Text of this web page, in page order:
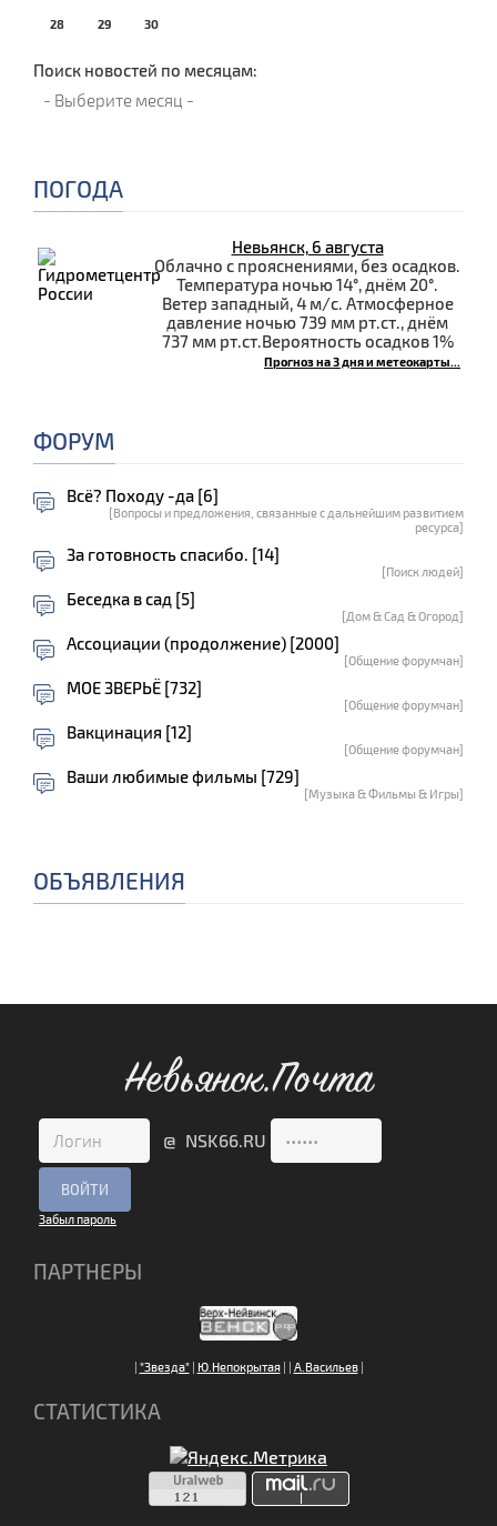
28 29 30
Поиск новостей по месяцам:
ПОГОДА
Невьянск, 6 августа
Облачно с прояснениями, без осадков.
Температура ночью 14°, днём 20°.
Ветер западный, 4 м/с. Атмосферное
давление ночью 739 мм рт.ст., днём
737 мм рт.ст.Вероятность осадков 1%
Прогноз на 3 дня и метеокарты...
ФОРУМ
Всё? Походу -да [6]
[Вопросы и предложения, связанные с дальнейшим развитием
ресурса]
За готовность спасибо. [14]
[Поиск людей]
Беседка в сад [5]
[Дом & Сад & Огород]
Ассоциации (продолжение) [2000]
[Общение форумчан]
МОЕ ЗВЕРЬЁ [732]
[Общение форумчан]
Вакцинация [12]
[Общение форумчан]
Ваши любимые фильмы [729]
[Музыка & Фильмы & Игры]
ОБЪЯВЛЕНИЯ
Невьянск.Почта
@ NSK66.RU
Забыл пароль
ПАРТНЕРЫ
| "Звезда"| Ю.Непокрытая| | А.Васильев|
СТАТИСТИКА